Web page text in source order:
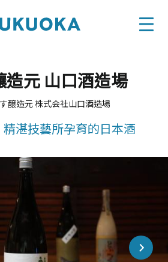
造元 山口酒造場
醸造元 株式会社山口酒造場
湛技藝所孕育的日本酒